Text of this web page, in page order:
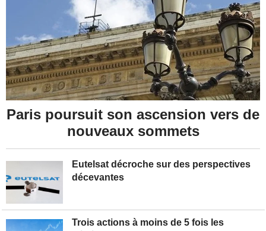
Eutelsat décroche sur des perspectives
décevantes
Trois actions à moins de 5 fois les
Paris poursuit son ascension vers de
nouveaux sommets